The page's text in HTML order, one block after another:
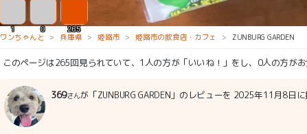
1 0 265
ワンちゃんと 兵庫県 姫路市 姫路市の飲食店・カフェ ZUNBURG GARDEN
このページは265回見られていて、1人の方が「いいね！」をし、0人の方がお
369さんが「ZUNBURG GARDEN」のレビューを 2025年11月8日